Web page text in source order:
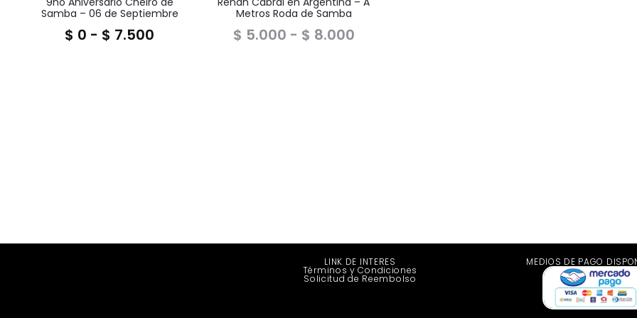
Samba – 06 de Septiembre
$ 0 - $ 7.500
Metros Roda de Samba
$ 5.000 - $ 8.000
LINK DE INTERES
Términos y Condiciones
Solicitud de Reembolso
MEDIOS DE PAGO